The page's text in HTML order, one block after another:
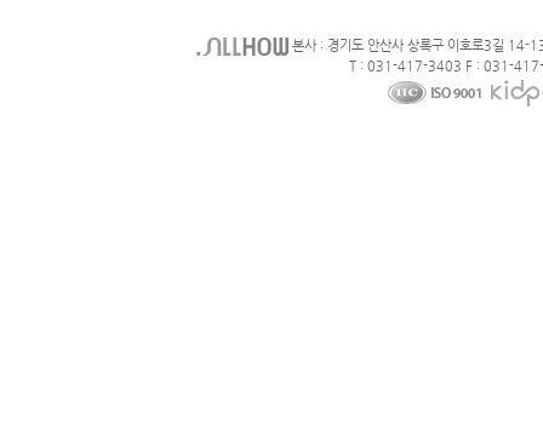
본사 : 경기도 안산사 상록구 이호로3길 14-
T : 031-417-3403 F : 031-